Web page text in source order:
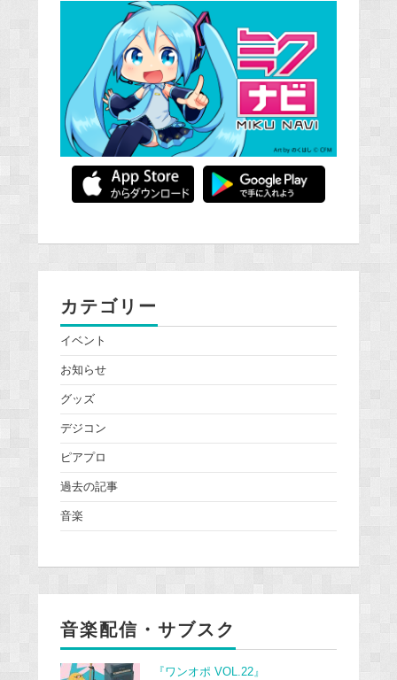
カテゴリー
イベント
お知らせ
グッズ
デジコン
ピアプロ
過去の記事
音楽
音楽配信・サブスク
『ワンオポ VOL.22』